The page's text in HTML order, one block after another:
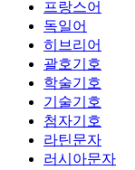
프랑스어
독일어
히브리어
괄호기호
학술기호
기술기호
첨자기호
라틴문자
러시아문자